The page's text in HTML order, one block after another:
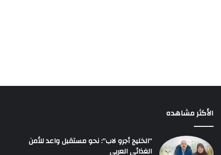
الأكثر مشاهده
“الخليج أجرو لاب”: نحو مستقبل واعد للأمن
الغذائي العربي